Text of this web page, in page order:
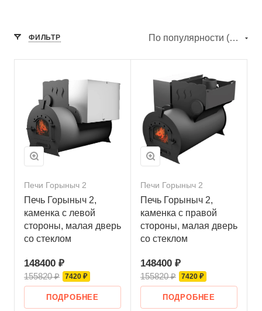
ФИЛЬТР По популярности (убывание)
Печи Горыныч 2
Печь Горыныч 2,
каменка с левой
стороны, малая дверь
со стеклом
148400 ₽
155820 ₽ 7420 ₽
ПОДРОБНЕЕ
Печи Горыныч 2
Печь Горыныч 2,
каменка с правой
стороны, малая дверь
со стеклом
148400 ₽
155820 ₽ 7420 ₽
ПОДРОБНЕЕ